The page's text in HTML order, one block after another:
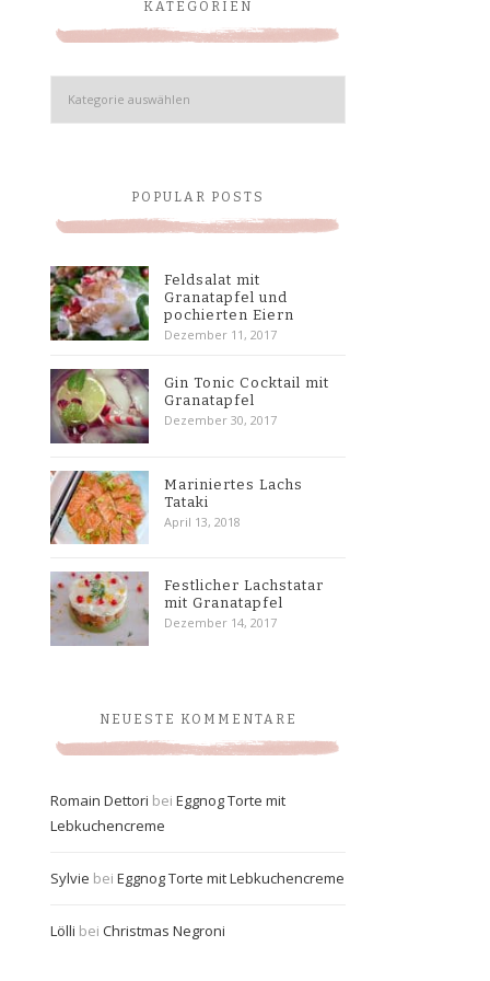
KATEGORIEN
Kategorien
POPULAR POSTS
Feldsalat mit
Granatapfel und
pochierten Eiern
Dezember 11, 2017
Gin Tonic Cocktail mit
Granatapfel
Dezember 30, 2017
Mariniertes Lachs
Tataki
April 13, 2018
Festlicher Lachstatar
mit Granatapfel
Dezember 14, 2017
NEUESTE KOMMENTARE
Romain Dettori bei Eggnog Torte mit
Lebkuchencreme
Sylvie bei Eggnog Torte mit Lebkuchencreme
Lölli bei Christmas Negroni